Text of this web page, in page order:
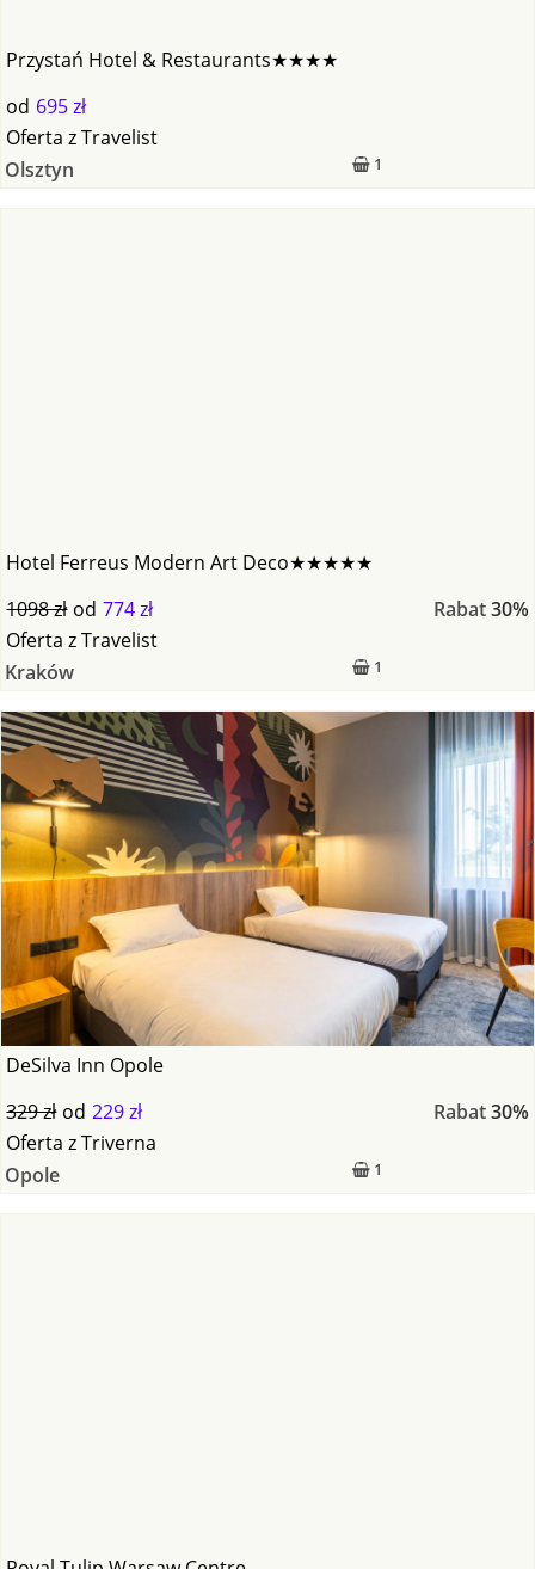
Przystań Hotel & Restaurants★★★★
od 695 zł
1
Oferta zTravelist
Olsztyn
Hotel Ferreus Modern Art Deco★★★★★
1098 zł od 774 zł Rabat30%
1
Oferta zTravelist
Kraków
DeSilva Inn Opole
329 zł od 229 zł Rabat30%
1
Oferta zTriverna
Opole